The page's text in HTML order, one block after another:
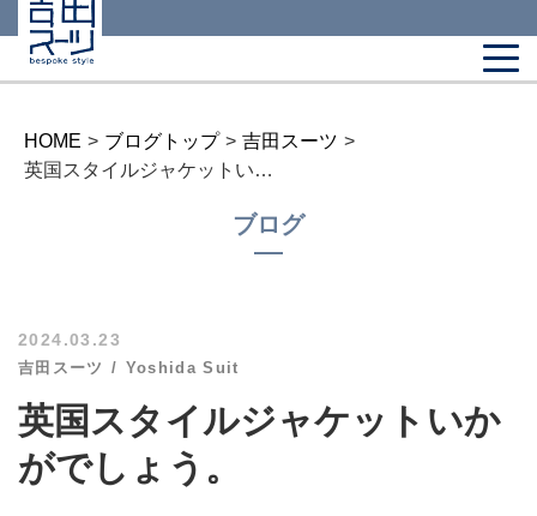
HOME > ブログトップ > 吉田スーツ >
英国スタイルジャケットいかがでしょう。
ブログ
2024.03.23
吉田スーツ Yoshida Suit
英国スタイルジャケットいか
がでしょう。